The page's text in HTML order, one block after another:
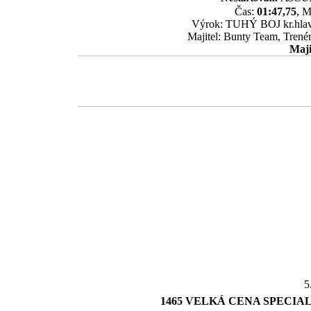
Čas: 01:47,75,
Výrok: TUHÝ BOJ
Majitel: Bunty Team,
1465 VELKÁ CENA